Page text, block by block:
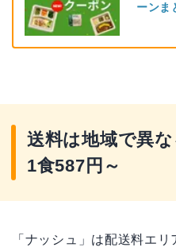
ーンま
送料は地域で異
1食587円～
「ナッシュ」は配送料エ